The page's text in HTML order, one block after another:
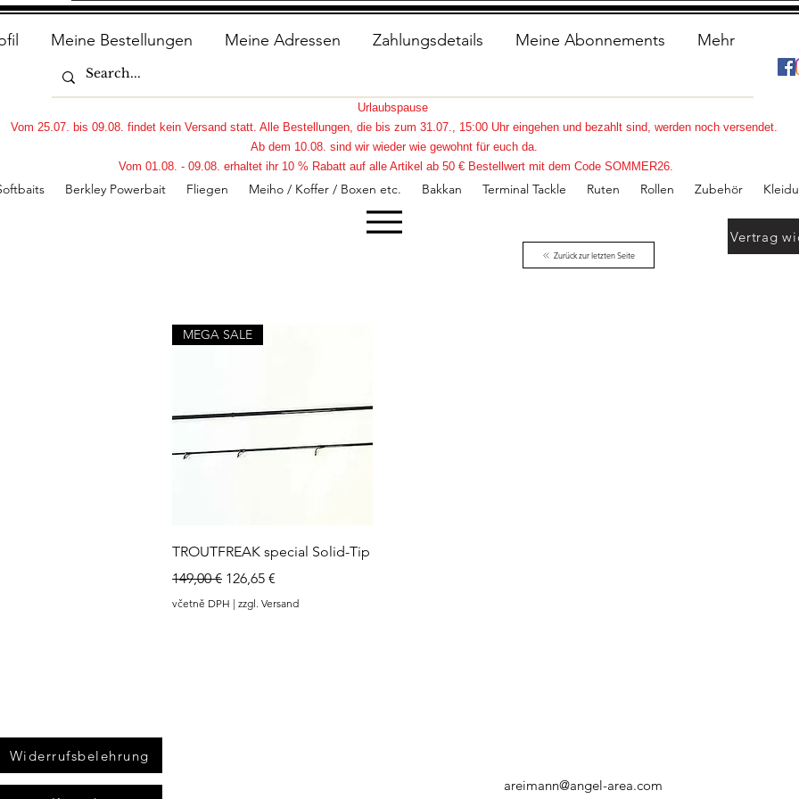
www.angel-area.com
Meine Bestellungen Meine Adressen Zahlungsdetails Meine Abonnements Mehr
Berkley Powerbait Fliegen Meiho / Koffer / Boxen etc. Bakkan Terminal Tackle Ruten Rollen Zubehör
Urlaubspause
Vom 25.07. bis 09.08. findet kein Versand statt. Alle Bestellungen, die bis zum 31.07., 15:00 Uhr eingehen und bezahlt sind, werden noch versendet.
Ab dem 10.08. sind wir wieder wie gewohnt für euch da.
Vom 01.08. - 09.08. erhaltet ihr 10 % Rabatt auf alle Artikel ab 50 € Bestellwert mit dem Code SOMMER26.
Vertrag
Zurück zur letzten Seite
Rychlý náhled
MEGA SALE
TROUTFREAK special Solid-Tip
Běžná cena
149,00 € Zvýhodněná cena
126,65 €
včetně DPH | zzgl. Versand
Widerrufsbelehrung
areimann@angel-area.com